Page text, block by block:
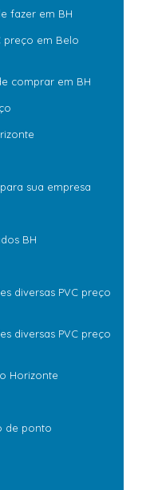
fazer em BH
preço em Belo
comprar em BH
sua empresa
BH
diversas PVC preço
diversas PVC preço
Horizonte
de ponto